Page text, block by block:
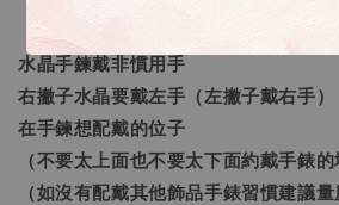
【如何量手圍】
水晶手鍊戴非慣用手
右撇子水晶要戴左手（左撇子戴右手）
在手鍊想配戴的位子
（不要太上面也不要太下面約戴手錶的
（如沒有配戴其他飾品手錶習慣建議量